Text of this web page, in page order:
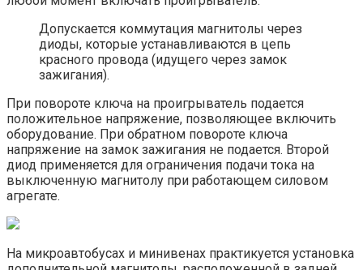
Допускается коммутация магнитолы через
диоды, которые устанавливаются в цепь
красного провода (идущего через замок
зажигания).
При повороте ключа на проигрыватель подается
положительное напряжение, позволяющее включить
оборудование. При обратном повороте ключа
напряжение на замок зажигания не подается. Второй
диод применяется для ограничения подачи тока на
выключенную магнитолу при работающем силовом
агрегате.
На микроавтобусах и минивенах практикуется установка